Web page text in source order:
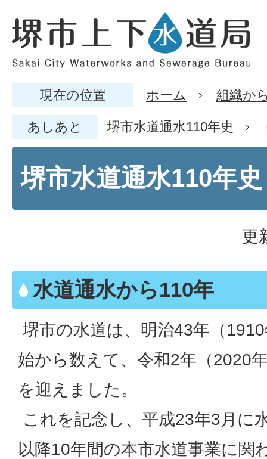
現在の位置 ホーム 組織か
あしあと 堺市水道通水110年史
堺市水道通水110年史
更
水道通水から110年
堺市の水道は、明治43年（
始から数えて、令和2年（2020
を迎えました。
これを記念し、平成23年3月に
以降10年間の本市水道事業に関